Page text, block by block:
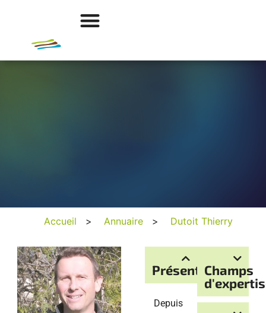
Accueil > Annuaire > Dutoit Thierry
Présentation
Depuis
Champs